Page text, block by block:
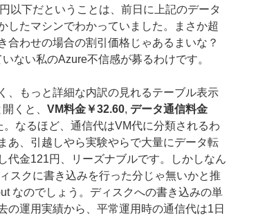
以下だということは、前日に上記のデータ
したマシンでわかっていました。まさか超
合わせの場合の割引価格じゃあるまいな？
ない私のAzure不信感が募るわけです。
、もっと詳細な内訳の見れるテーブル表示
くと、 VM料金￥32.60, データ通信料金
。なるほど、通信代はVM代に分類されるわ
あ、引越しやら実験やらで大量にデータ転
代金121円、リーズナブルです。しかしなん
スクに書き込みを行った分じゃ無いかと推
なのでしょう。ディスクへの書き込みの単
の運用実績から、平常運用時の通信代は1日